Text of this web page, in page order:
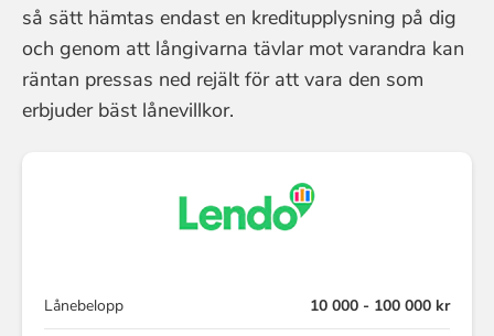
så sätt hämtas endast en kreditupplysning på dig
och genom att långivarna tävlar mot varandra kan
räntan pressas ned rejält för att vara den som
erbjuder bäst lånevillkor.
Lånebelopp 10 000 - 100 000 kr